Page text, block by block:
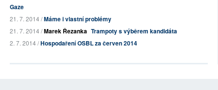
Gaze
21. 7. 2014 /Máme i vlastní problémy
21. 7. 2014 /Marek Řezanka Trampoty s výběrem kandidáta
2. 7. 2014 /Hospodaření OSBL za červen 2014